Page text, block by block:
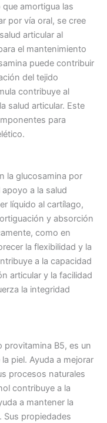
amortigua las
por vía oral, se cree
articular al
el mantenimiento
puede contribuir
del tejido
contribuye al
salud articular. Este
para
la glucosamina por
a la salud
líquido al cartílago,
y absorción
como en
la flexibilidad y la
a la capacidad
articular y la facilidad
la integridad
B5, es un
piel. Ayuda a mejorar
procesos naturales
contribuye a la
a mantener la
Sus propiedades